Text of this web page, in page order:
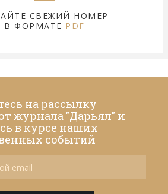
СВЕЖИЙ НОМЕР
В ФОРМАТЕ PDF
на рассылку
журнала "Дарьял" и
в курсе наших
событий